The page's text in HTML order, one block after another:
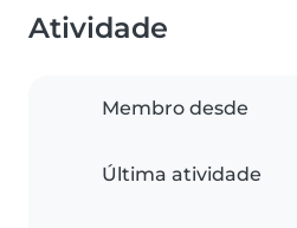
Atividade
Membro desde
Última atividade